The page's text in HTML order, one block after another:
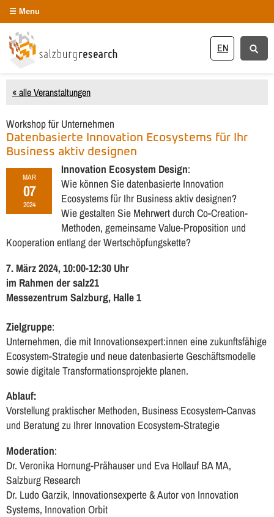
EN
Menu
« alle Veranstaltungen
Workshop für Unternehmen
Datenbasierte Innovation Ecosystems für Ihr
Business aktiv designen
MAR
07
2024
Innovation Ecosystem Design:
Wie können Sie datenbasierte Innovation
Ecosystems für Ihr Business aktiv designen?
Wie gestalten Sie Mehrwert durch Co-Creation-
Methoden, gemeinsame Value-Proposition und
Kooperation entlang der Wertschöpfungskette?
7. März 2024, 10:00-12:30 Uhr
im Rahmen der salz21
Messezentrum Salzburg, Halle 1
Zielgruppe:
Unternehmen, die mit Innovationsexpert:innen eine zukunftsfähige
Ecosystem-Strategie und neue datenbasierte Geschäftsmodelle
sowie digitale Transformationsprojekte planen.
Ablauf:
Vorstellung praktischer Methoden, Business Ecosystem-Canvas
und Beratung zu Ihrer Innovation Ecosystem-Strategie
Moderation:
Dr. Veronika Hornung-Prähauser und Eva Hollauf BA MA,
Salzburg Research
Dr. Ludo Garzik, Innovationsexperte & Autor von Innovation
Systems, Innovation Orbit